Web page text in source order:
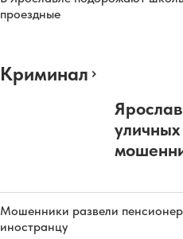
проездные
Криминал
Мошенники развели
иностранцу